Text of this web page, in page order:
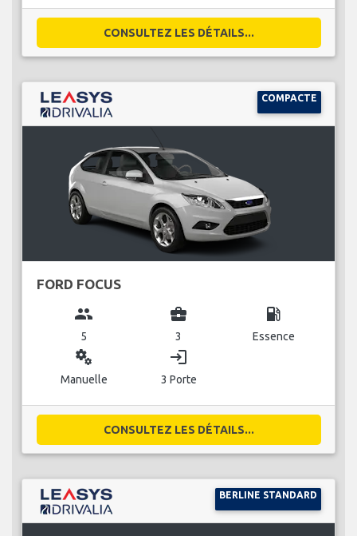
CONSULTEZ LES DÉTAILS...
COMPACTE
FORD FOCUS
group
5
business_center
3
local_gas_station
Essence
miscellaneous_services
Manuelle
login
3 Porte
CONSULTEZ LES DÉTAILS...
BERLINE STANDARD